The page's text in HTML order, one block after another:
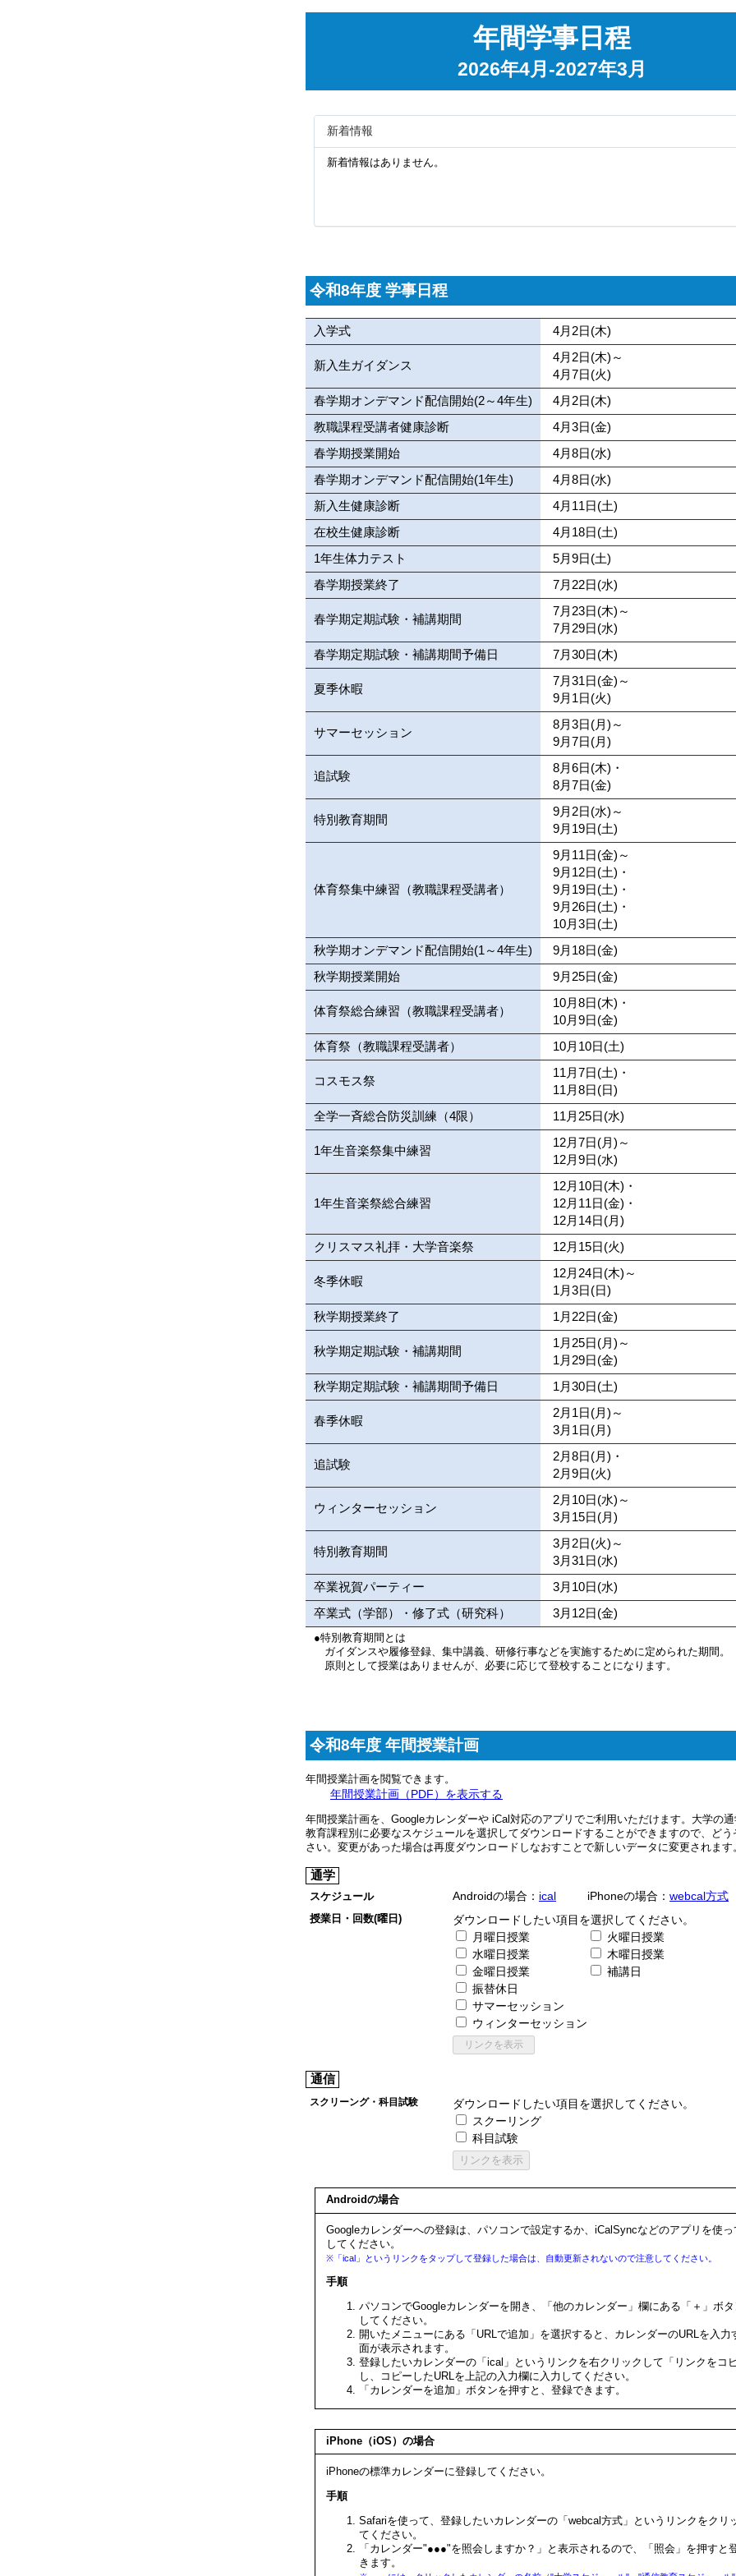
年間学事日程
2026年4月-2027年3月
新着情報
新着情報はありません。
令和8年度 学事日程
入学式 4月2日(木)
新入生ガイダンス
4月2日(木)～
4月7日(火)
春学期オンデマンド配信開始(2～4年生)
4月2日(木)
教職課程受講者健康診断
4月3日(金)
春学期授業開始
4月8日(水)
春学期オンデマンド配信開始(1年生)
4月8日(水)
新入生健康診断
4月11日(土)
在校生健康診断
4月18日(土)
1年生体力テスト
5月9日(土)
春学期授業終了
7月22日(水)
春学期定期試験・補講期間
7月23日(木)～
7月29日(水)
春学期定期試験・補講期間予備日
7月30日(木)
夏季休暇
7月31日(金)～
9月1日(火)
サマーセッション
8月3日(月)～
9月7日(月)
追試験
8月6日(木)・
8月7日(金)
特別教育期間
9月2日(水)～
9月19日(土)
体育祭集中練習（教職課程受講者）
9月11日(金)～
9月12日(土)・
9月19日(土)・
9月26日(土)・
10月3日(土)
秋学期オンデマンド配信開始(1～4年生)
9月18日(金)
秋学期授業開始
9月25日(金)
体育祭総合練習（教職課程受講者）
10月8日(木)・
10月9日(金)
体育祭（教職課程受講者）
10月10日(土)
コスモス祭
11月7日(土)・
11月8日(日)
全学一斉総合防災訓練（4限）
11月25日(水)
1年生音楽祭集中練習
12月7日(月)～
12月9日(水)
1年生音楽祭総合練習
12月10日(木)・
12月11日(金)・
12月14日(月)
クリスマス礼拝・大学音楽祭
12月15日(火)
冬季休暇
12月24日(木)～
1月3日(日)
秋学期授業終了
1月22日(金)
秋学期定期試験・補講期間
1月25日(月)～
1月29日(金)
秋学期定期試験・補講期間予備日
1月30日(土)
春季休暇
2月1日(月)～
3月1日(月)
追試験
2月8日(月)・
2月9日(火)
ウィンターセッション
2月10日(水)～
3月15日(月)
特別教育期間
3月2日(火)～
3月31日(水)
卒業祝賀パーティー
3月10日(水)
卒業式（学部）・修了式（研究科）
3月12日(金)
●特別教育期間とは
ガイダンスや履修登録、集中講義、研修行事などを実施するために定められた期間。
原則として授業はありませんが、必要に応じて登校することになります。
令和8年度 年間授業計画
年間授業計画を閲覧できます。
年間授業計画（PDF）を表示する
年間授業計画を、Googleカレンダーや iCal対応のアプリでご利用いただけます。大学の
教育課程別に必要なスケジュールを選択してダウンロードすることができますので、どう
さい。変更があった場合は再度ダウンロードしなおすことで新しいデータに変更されます
通学
スケジュール Androidの場合： ical iPhoneの場合： webcal方式
授業日・回数(曜日)
ダウンロードしたい項目を選択してください。
月曜日授業
火曜日授業
水曜日授業
木曜日授業
金曜日授業
補講日
振替休日
サマーセッション
ウィンターセッション
通信
スクリーング・科目試験
ダウンロードしたい項目を選択してください。
スクーリング
科目試験
Androidの場合
Googleカレンダーへの登録は、パソコンで設定するか、iCalSyncなどのアプリを使っ
してください。
※「ical」というリンクをタップして登録した場合は、自動更新されないので注意してください。
手順
パソコンでGoogleカレンダーを開き、「他のカレンダー」欄にある「＋」ボ
してください。
開いたメニューにある「URLで追加」を選択すると、カレンダーのURLを入力
面が表示されます。
登録したいカレンダーの「ical」というリンクを右クリックして「リンクをコピ
し、コピーしたURLを上記の入力欄に入力してください。
「カレンダーを追加」ボタンを押すと、登録できます。
iPhone（iOS）の場合
iPhoneの標準カレンダーに登録してください。
手順
Safariを使って、登録したいカレンダーの「webcal方式」というリンクをクリ
てください。
「カレンダー"●●●"を照会しますか？」と表示されるので、「照会」を押すと
きます。